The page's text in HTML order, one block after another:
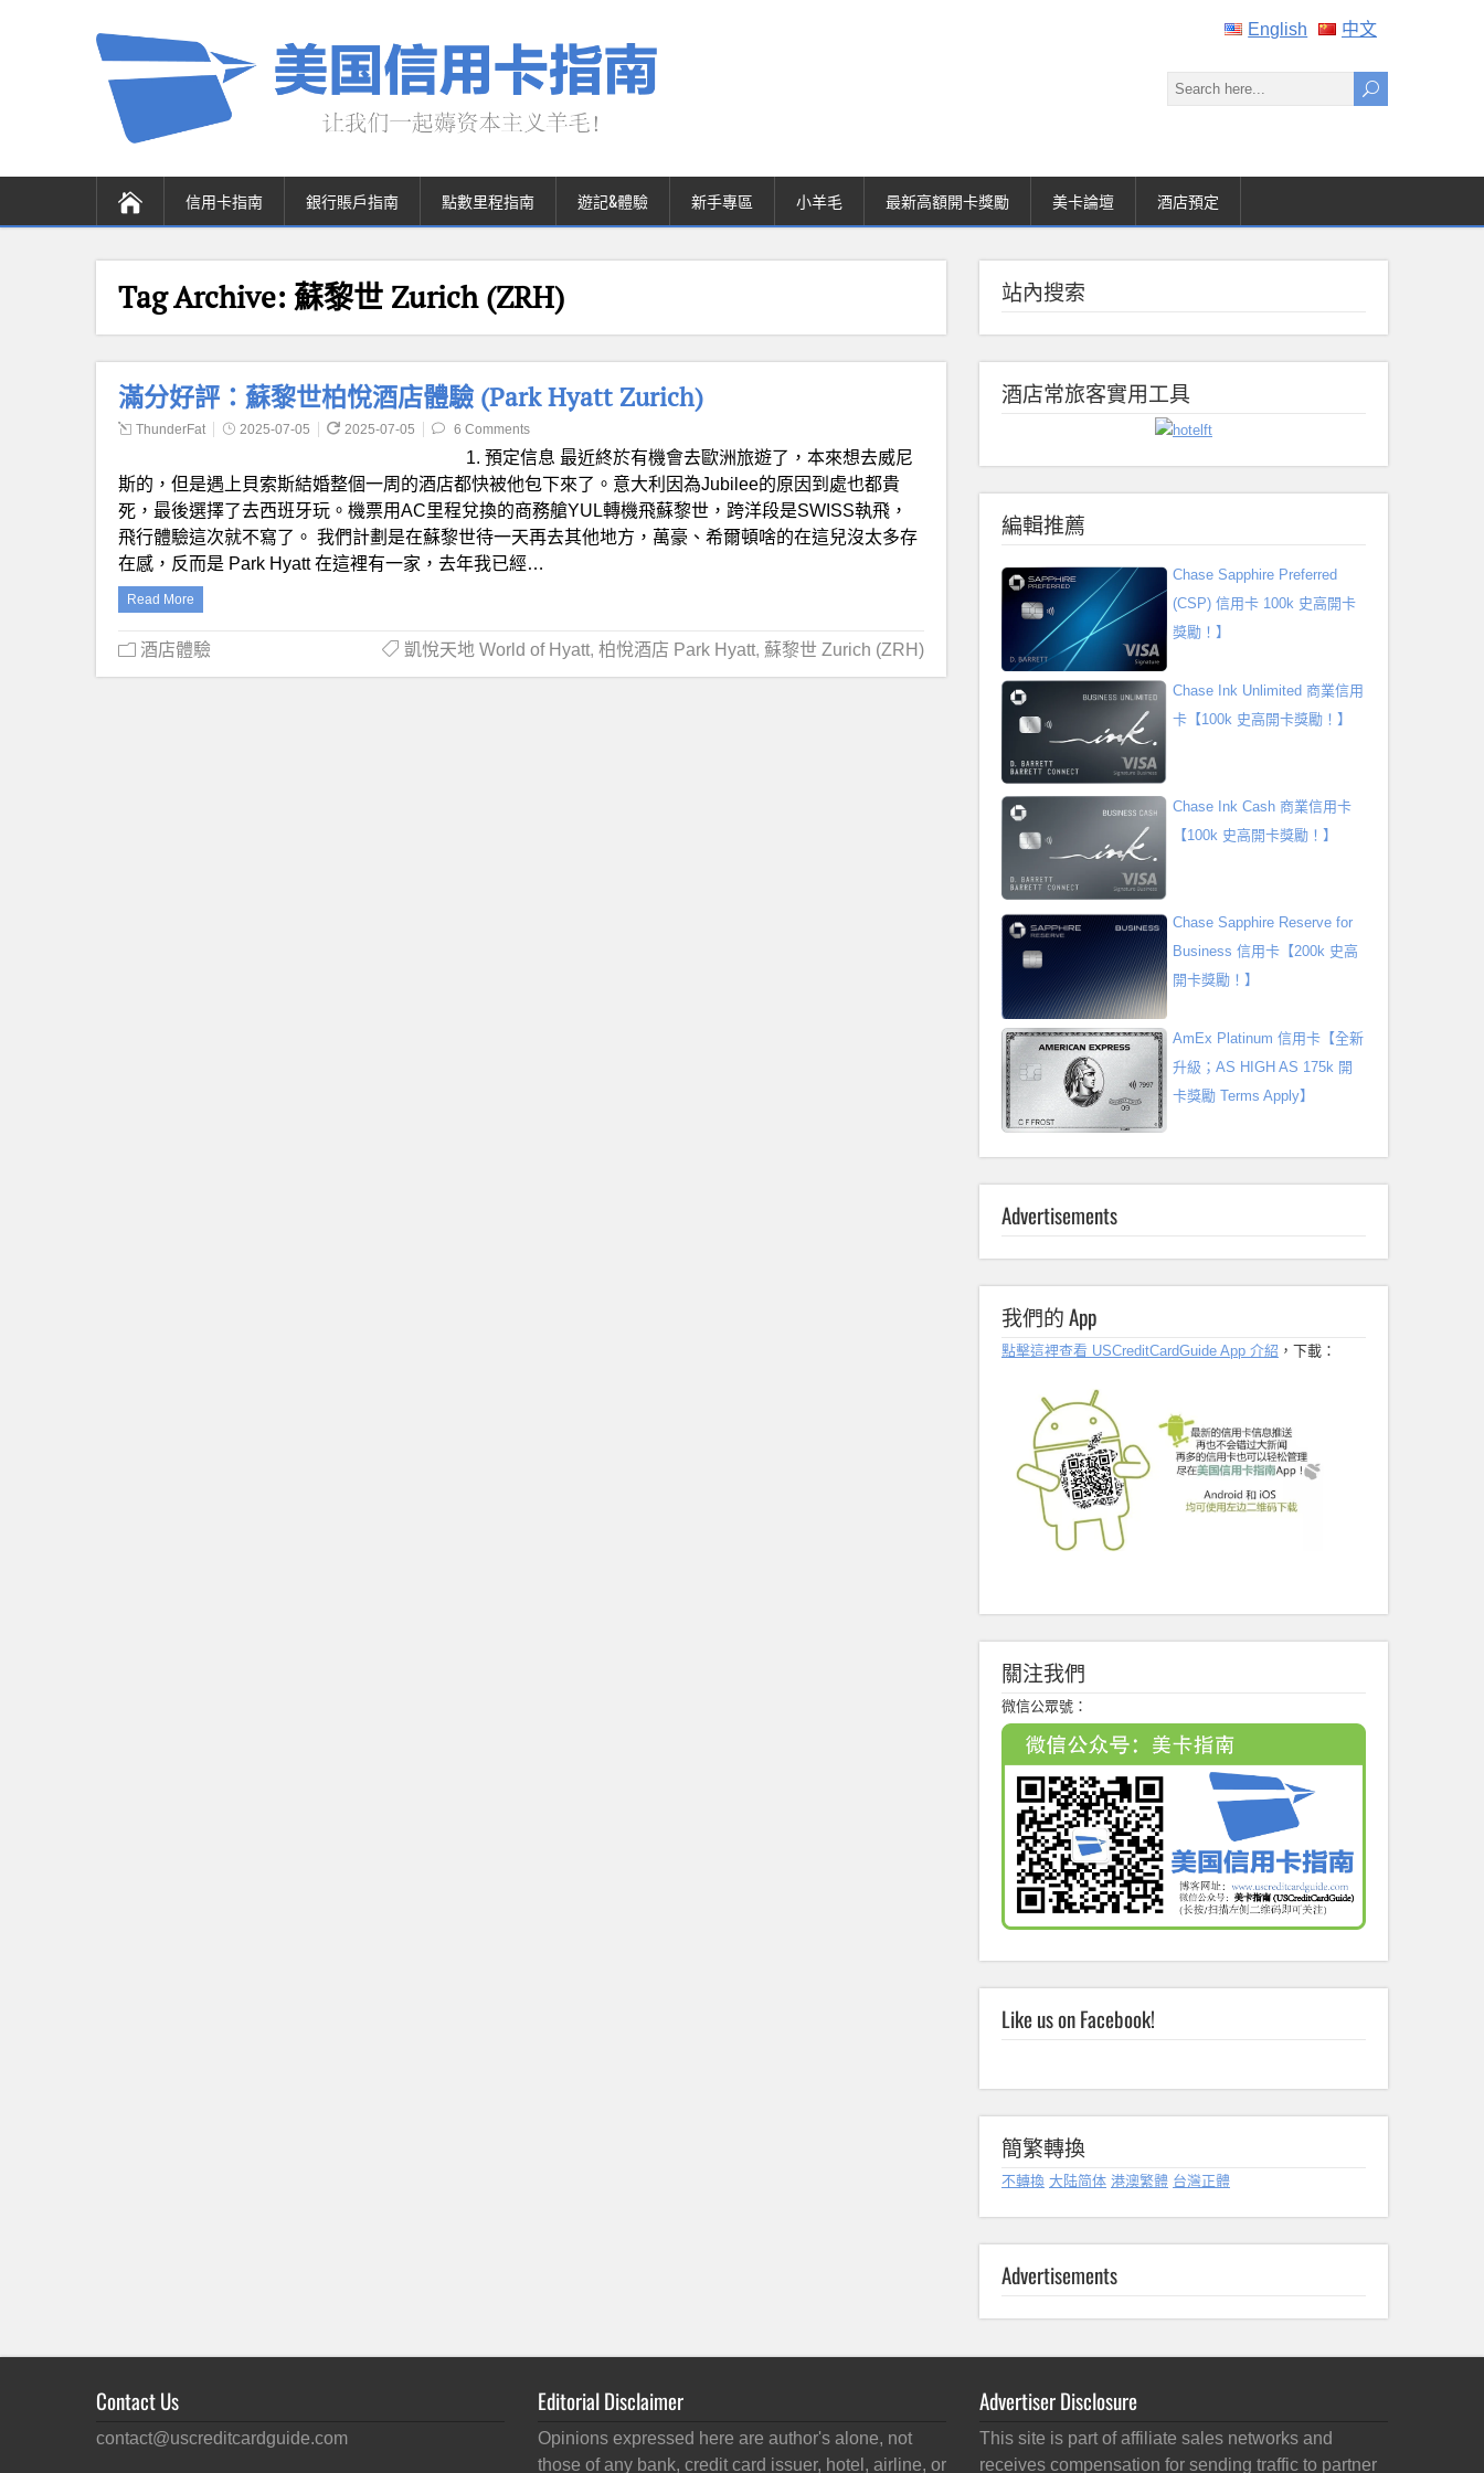
English 中文
信用卡指南 銀行賬戶指南 點數里程指南 遊記&體驗 新手專區 小羊毛 最新高額開卡獎勵 美卡論壇 酒店預定
Tag Archive: 蘇黎世 Zurich (ZRH)
滿分好評：蘇黎世柏悅酒店體驗 (Park Hyatt Zurich)
ThunderFat 2025-07-05 2025-07-05 6 Comments
1. 預定信息 最近終於有機會去歐洲旅遊了，本來想去威尼
斯的，但是遇上貝索斯結婚整個一周的酒店都快被他包下來了。意大利因為Jubilee的原因到處也都貴
死，最後選擇了去西班牙玩。機票用AC里程兌換的商務艙YUL轉機飛蘇黎世，跨洋段是SWISS執飛，
飛行體驗這次就不寫了。 我們計劃是在蘇黎世待一天再去其他地方，萬豪、希爾頓啥的在這兒沒太多存
在感，反而是 Park Hyatt 在這裡有一家，去年我已經…
Read More
酒店體驗 凱悅天地 World of Hyatt, 柏悅酒店 Park Hyatt, 蘇黎世 Zurich (ZRH)
站內搜索
酒店常旅客實用工具
編輯推薦
Chase Sapphire Preferred
(CSP) 信用卡 100k 史高開卡
獎勵！】
Chase Ink Unlimited 商業信用
卡【100k 史高開卡獎勵！】
Chase Ink Cash 商業信用卡
【100k 史高開卡獎勵！】
Chase Sapphire Reserve for
Business 信用卡【200k 史高
開卡獎勵！】
AmEx Platinum 信用卡【全新
升級；AS HIGH AS 175k 開
卡獎勵 Terms Apply】
Advertisements
我們的 App
點擊這裡查看 USCreditCardGuide App 介紹 ，下載：
關注我們
微信公眾號：
Like us on Facebook!
簡繁轉換
不轉換 大陆简体 港澳繁體 台灣正體
Advertisements
Contact Us
contact@uscreditcardguide.com
Editorial Disclaimer
Opinions expressed here are author's alone, not
those of any bank, credit card issuer, hotel, airline, or
Advertiser Disclosure
This site is part of affiliate sales networks and
receives compensation for sending traffic to partner